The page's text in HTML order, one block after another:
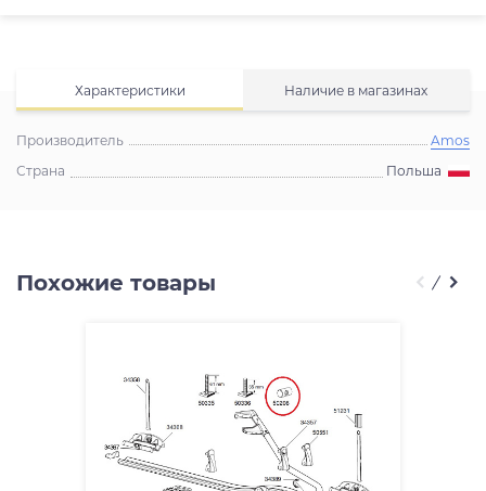
Характеристики Наличие в магазинах
Производитель
Amos
Страна
Польша
Похожие товары